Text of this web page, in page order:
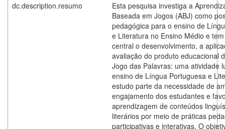
dc.description.resumo
Esta pesquisa investiga a
Baseada em Jogos (ABJ) como
pedagógica para o ensino de
e Literatura no Ensino Médio e
central o desenvolvimento, a
avaliação do produto educacional
Jogo das Palavras: uma atividade
ensino de Língua Portuguesa e
estudo parte da necessidade de
engajamento dos estudantes e
aprendizagem de conteúdos
literários por meio de práticas
participativas e interativas. O